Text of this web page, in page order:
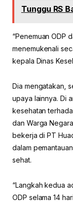
Tunggu RS
“Penemuan ODP
menemukenali
kepala Dinas
Dia mengatakan,
upaya lainnya. Di
kesehatan
dan Warga
bekerja di PT
dalam
sehat.
“Langkah kedua
ODP selama 14